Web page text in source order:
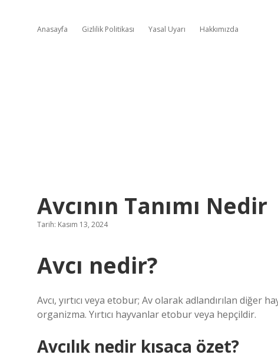
Anasayfa Gizlilik Politikası Yasal Uyarı Hakkımızda
Avcının Tanımı Nedir
Tarih: Kasım 13, 2024
Avcı nedir?
Avcı, yırtıcı veya etobur; Av olarak adlandırılan diğer
organizma. Yırtıcı hayvanlar etobur veya hepçildir.
Avcılık nedir kısaca özet?